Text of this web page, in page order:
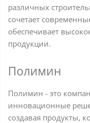
различных
сочетает
обеспечивает
продукции.
Полимин
Полимин - это
инновационные
создавая продукты,